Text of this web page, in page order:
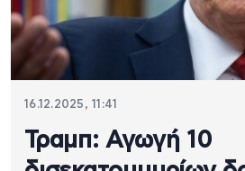
16.12.2025, 11:41
Τραμπ: Αγωγή 10